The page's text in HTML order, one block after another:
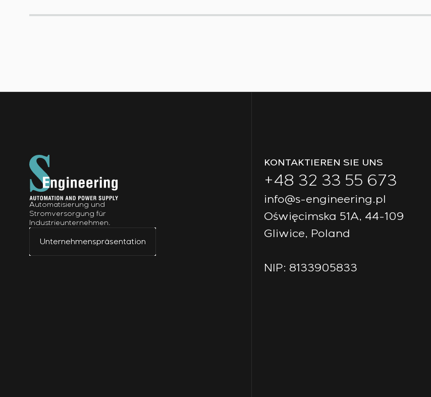
Automatisierung und
Stromversorgung für
Industrieunternehmen.
Unternehmenspräsentation
KONTAKTIEREN SIE UNS
+48 32 33 55 673
info@s-engineering.pl
Oświęcimska 51A, 44-109
Gliwice, Poland
NIP: 8133905833